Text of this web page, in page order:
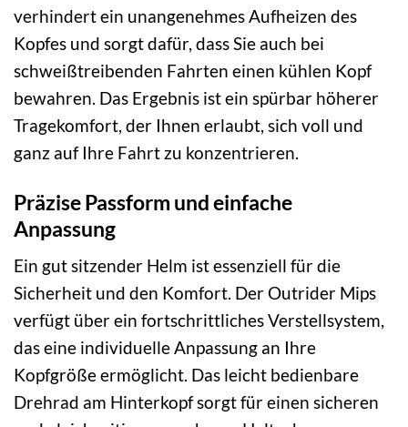
verhindert ein unangenehmes Aufheizen des
Kopfes und sorgt dafür, dass Sie auch bei
schweißtreibenden Fahrten einen kühlen Kopf
bewahren. Das Ergebnis ist ein spürbar höherer
Tragekomfort, der Ihnen erlaubt, sich voll und
ganz auf Ihre Fahrt zu konzentrieren.
Präzise Passform und einfache
Anpassung
Ein gut sitzender Helm ist essenziell für die
Sicherheit und den Komfort. Der Outrider Mips
verfügt über ein fortschrittliches Verstellsystem,
das eine individuelle Anpassung an Ihre
Kopfgröße ermöglicht. Das leicht bedienbare
Drehrad am Hinterkopf sorgt für einen sicheren